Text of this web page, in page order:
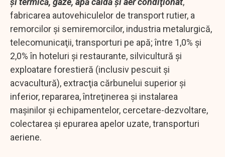
fabricarea autovehiculelor de transport rutier, a
remorcilor şi semiremorcilor, industria metalurgică,
telecomunicaţii, transporturi pe apă; între 1,0% şi
2,0% în hoteluri şi restaurante, silvicultură şi
exploatare forestieră (inclusiv pescuit şi
acvacultură), extracţia cărbunelui superior şi
inferior, repararea, întreţinerea şi instalarea
maşinilor şi echipamentelor, cercetare-dezvoltare,
colectarea şi epurarea apelor uzate, transporturi
aeriene.